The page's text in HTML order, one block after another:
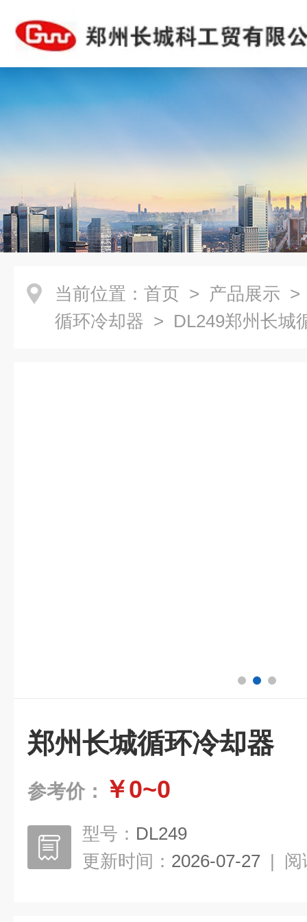
当前位置： 首页 > 产品展示
循环冷却器 > DL249郑州长城
郑州长城循环冷却器
参考价： ￥0~0
型号： DL249
更新时间： 2026-07-27 | 阅